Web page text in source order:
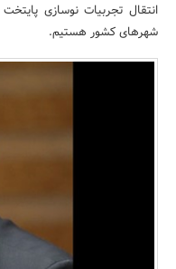
انتقال تجربیات نوسازی
شهرهای کشور هستیم.